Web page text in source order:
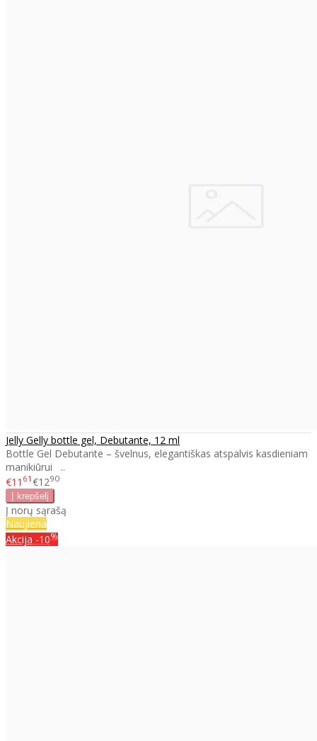
Jelly Gelly bottle gel, Debutante, 12 ml
Bottle Gel Debutante – švelnus, elegantiškas atspalvis kasdieniam
manikiūrui ..
€11 61 €1290
Į norų sąrašą
Naujiena
Akcija -10%